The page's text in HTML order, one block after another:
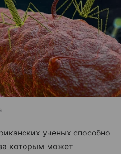
ученых способно
которым может